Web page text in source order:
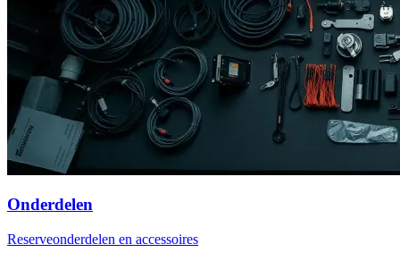
Onderdelen
Reserveonderdelen en accessoires